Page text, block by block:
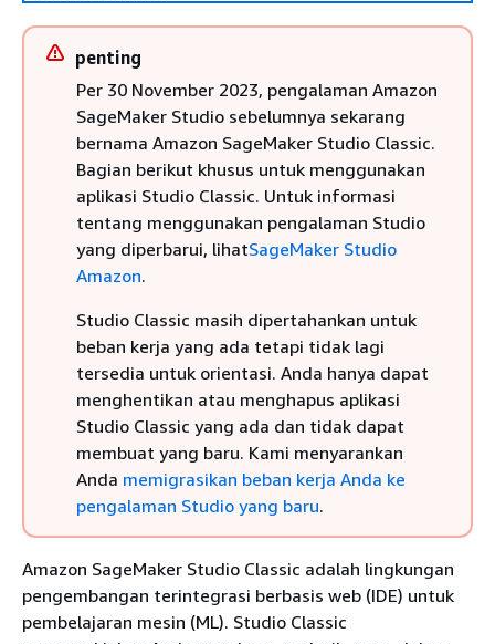
penting
Per 30 November 2023, pengalaman Amazon
SageMaker Studio sebelumnya sekarang
bernama Amazon SageMaker Studio Classic.
Bagian berikut khusus untuk menggunakan
aplikasi Studio Classic. Untuk informasi
tentang menggunakan pengalaman Studio
yang diperbarui, lihatSageMaker Studio
Amazon.
Studio Classic masih dipertahankan untuk
beban kerja yang ada tetapi tidak lagi
tersedia untuk orientasi. Anda hanya dapat
menghentikan atau menghapus aplikasi
Studio Classic yang ada dan tidak dapat
membuat yang baru. Kami menyarankan
Anda memigrasikan beban kerja Anda ke
pengalaman Studio yang baru.
Amazon SageMaker Studio Classic adalah lingkungan
pengembangan terintegrasi berbasis web (IDE) untuk
pembelajaran mesin (ML). Studio Classic